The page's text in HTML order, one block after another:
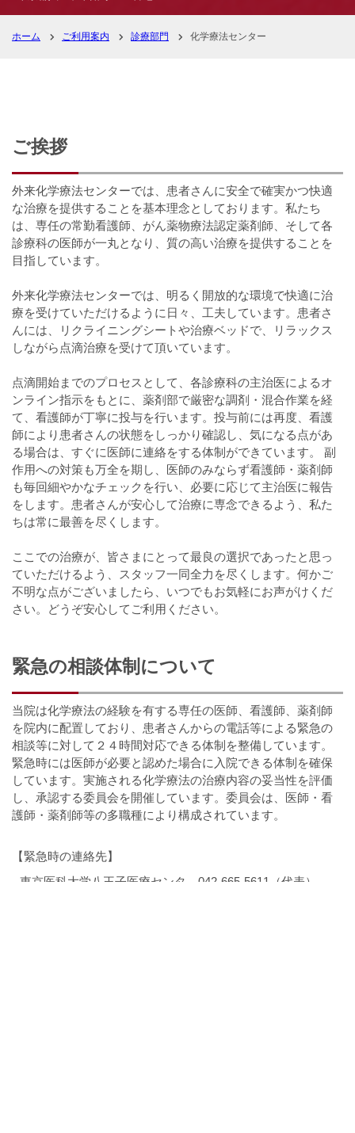
ホーム ご利用案内 診療部門 化学療法センター
ご挨拶
外来化学療法センターでは、患者さんに安全で確実かつ快適
な治療を提供することを基本理念としております。私たち
は、専任の常勤看護師、がん薬物療法認定薬剤師、そして各
診療科の医師が一丸となり、質の高い治療を提供することを
目指しています。
外来化学療法センターでは、明るく開放的な環境で快適に治
療を受けていただけるように日々、工夫しています。患者さ
んには、リクライニングシートや治療ベッドで、リラックス
しながら点滴治療を受けて頂いています。
点滴開始までのプロセスとして、各診療科の主治医によるオ
ンライン指示をもとに、薬剤部で厳密な調剤・混合作業を経
て、看護師が丁寧に投与を行います。投与前には再度、看護
師により患者さんの状態をしっかり確認し、気になる点があ
る場合は、すぐに医師に連絡をする体制ができています。 副
作用への対策も万全を期し、医師のみならず看護師・薬剤師
も毎回細やかなチェックを行い、必要に応じて主治医に報告
をします。患者さんが安心して治療に専念できるよう、私た
ちは常に最善を尽くします。
ここでの治療が、皆さまにとって最良の選択であったと思っ
ていただけるよう、スタッフ一同全力を尽くします。何かご
不明な点がございましたら、いつでもお気軽にお声がけくだ
さい。どうぞ安心してご利用ください。
緊急の相談体制について
当院は化学療法の経験を有する専任の医師、看護師、薬剤師
を院内に配置しており、患者さんからの電話等による緊急の
相談等に対して２４時間対応できる体制を整備しています。
緊急時には医師が必要と認めた場合に入院できる体制を確保
しています。実施される化学療法の治療内容の妥当性を評価
し、承認する委員会を開催しています。委員会は、医師・看
護師・薬剤師等の多職種により構成されています。
【緊急時の連絡先】
東京医科大学八王子医療センタ 042-665-5611（代表）